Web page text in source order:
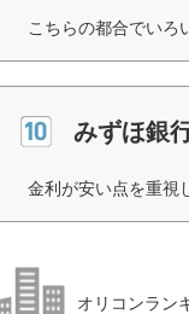
こちらの都合でいろ
みずほ銀
金利が安い点を重視
オリコンラン